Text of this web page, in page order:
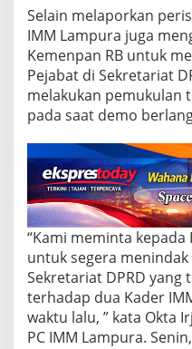
a
n
t
o
r
D
R
D
L
a
m
p
u
r
a
Selain melaporkan
IMM Lampura juga
Kemenpan RB untuk
Pejabat di Sekretariat
melakukan pemukulan
pada saat demo
“Kami meminta kepada
untuk segera
Sekretariat DPRD yang
terhadap dua Kader
waktu lalu, ” kata Okta
PC IMM Lampura.